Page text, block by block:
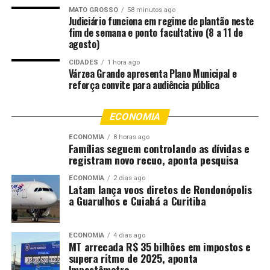
da indústria, o movimento tem sido de cautela, com
compras pontuais e baixo interesse na formação de
estoques, refletindo a desaceleração das vendas de arroz
beneficiado no varejo.
“Ao mesmo tempo, estoques considerados mais baixos
em alguns elos da cadeia alimentam a expectativa de
realização de leilões da Companhia Nacioanl de
Abastecimento (Conab) entre maio e o início de junho,
por meio dos mecanismos de Prêmio para Escoamento
de Produto (PEP) e Prêmio Equalizador Pago ao
Produtor (Pepro).
O relatório enfatiza que as operações contribuíram para
o escoamento do excedente, embora de forma
insuficiente para reequilibrar o mercado, ainda marcado
MATO GROSSO 58 minutos ago
Judiciário funciona em regime de plantão neste
fim de semana e ponto facultativo (8 a 11 de
agosto)
CIDADES 1 hora ago
Várzea Grande apresenta Plano Municipal e
reforça convite para audiência pública
ECONOMIA
ECONOMIA 8 horas ago
Famílias seguem controlando as dívidas e
registram novo recuo, aponta pesquisa
ECONOMIA 2 dias ago
Latam lança voos diretos de Rondonópolis
a Guarulhos e Cuiabá a Curitiba
ECONOMIA 4 dias ago
MT arrecada R$ 35 bilhões em impostos e
supera ritmo de 2025, aponta